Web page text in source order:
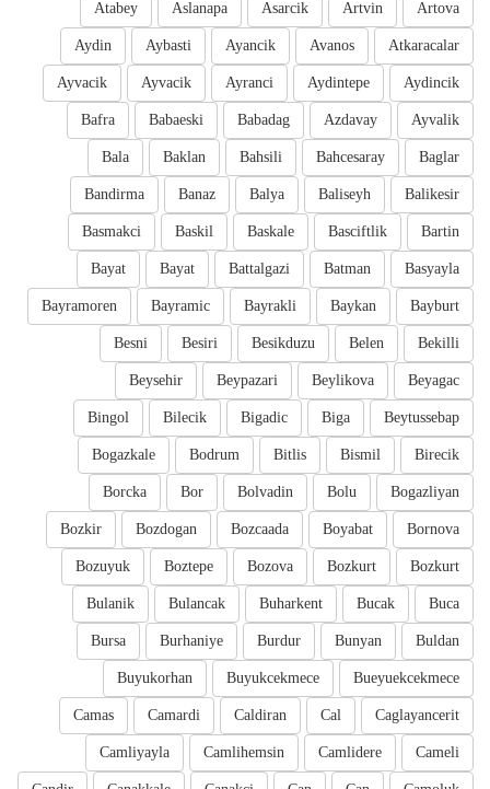
Artova
Artvin
Asarcik
Aslanapa
Atabey
Atkaracalar
Avanos
Ayancik
Aybasti
Aydin
Aydincik
Aydintepe
Ayranci
Ayvacik
Ayvacik
Ayvalik
Azdavay
Babadag
Babaeski
Bafra
Baglar
Bahcesaray
Bahsili
Baklan
Bala
Balikesir
Baliseyh
Balya
Banaz
Bandirma
Bartin
Basciftlik
Baskale
Baskil
Basmakci
Basyayla
Batman
Battalgazi
Bayat
Bayat
Bayburt
Baykan
Bayrakli
Bayramic
Bayramoren
Bekilli
Belen
Besikduzu
Besiri
Besni
Beyagac
Beylikova
Beypazari
Beysehir
Beytussebap
Biga
Bigadic
Bilecik
Bingol
Birecik
Bismil
Bitlis
Bodrum
Bogazkale
Bogazliyan
Bolu
Bolvadin
Bor
Borcka
Bornova
Boyabat
Bozcaada
Bozdogan
Bozkir
Bozkurt
Bozkurt
Bozova
Boztepe
Bozuyuk
Buca
Bucak
Buharkent
Bulancak
Bulanik
Buldan
Bunyan
Burdur
Burhaniye
Bursa
Bueyuekcekmece
Buyukcekmece
Buyukorhan
Caglayancerit
Cal
Caldiran
Camardi
Camas
Cameli
Camlidere
Camlihemsin
Camliyayla